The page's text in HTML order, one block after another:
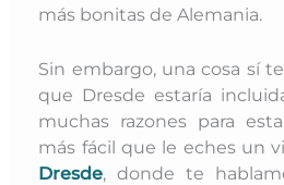
más bonitas de Alemania.
Sin embargo, una cosa sí
que Dresde estaría
muchas razones para
más fácil que le eches un
Dresde, donde te